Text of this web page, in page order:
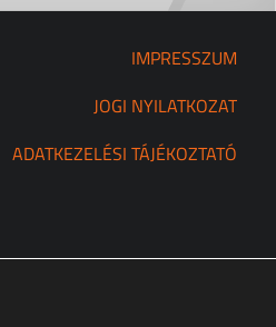
IMPRESSZUM
JOGI NYILATKOZAT
ADATKEZELÉSI TÁJÉKOZTATÓ